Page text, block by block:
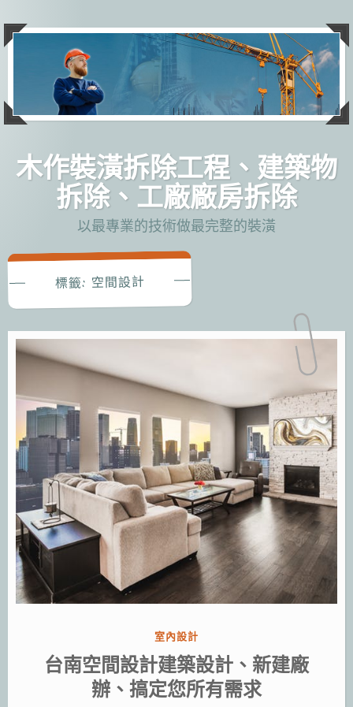
主
木作裝潢拆除工程、建築物
拆除、工廠廠房拆除
以最專業的技術做最完整的裝潢
標籤: 空間設計
分
類:
室內設計
台南空間設計建築設計、新建廠
辦、搞定您所有需求